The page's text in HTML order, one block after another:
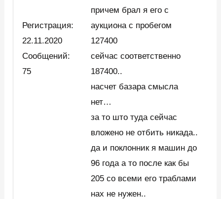
Регистрация:
22.11.2020
Сообщений:
75
причем брал я его с
аукциона с пробегом
127400
сейчас соответственно
187400..
насчет базара смысла
нет…
за то што туда сейчас
вложено не отбить никада..
да и поклонник я машин до
96 года а то после как бы
205 со всеми его траблами
нах не нужен..